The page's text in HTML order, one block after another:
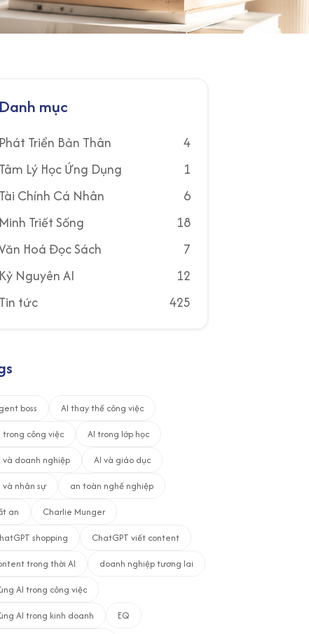
Danh mục
Phát Triển Bản Thân
4
Tâm Lý Học Ứng Dụng
1
Tài Chính Cá Nhân
6
Minh Triết Sống
18
Hoá Đọc Sách
7
Kỷ Nguyên AI
12
Tin tức
425
boss
AI thay thế công việc
trong công việc
AI trong lớp học
và doanh nghiệp
AI và giáo dục
và nhân sự
an toàn nghề nghiệp
an
Charlie Munger
shopping
ChatGPT viết content
trong thời AI
doanh nghiệp tương lai
AI trong công việc
AI trong kinh doanh
EQ